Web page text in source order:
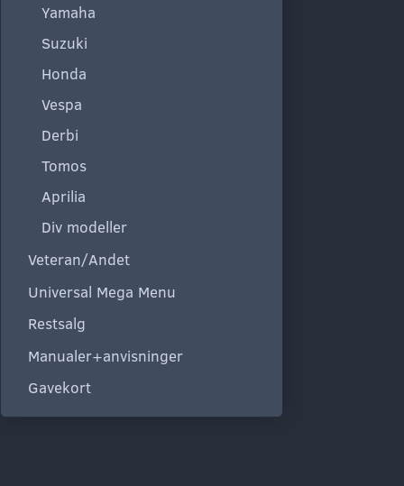
Yamaha
Suzuki
Honda
Vespa
Derbi
Tomos
Aprilia
Div modeller
Veteran/Andet
Universal Mega Menu
Restsalg
Manualer+anvisninger
Gavekort